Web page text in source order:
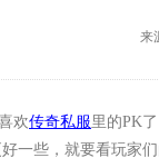
来
欢传奇私服里的PK
一些，就要看玩家